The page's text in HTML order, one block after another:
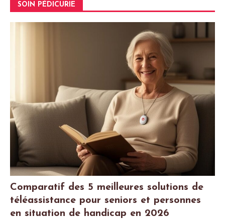
SOIN PÉDICURIE
Comparatif des 5 meilleures solutions de
téléassistance pour seniors et personnes
en situation de handicap en 2026